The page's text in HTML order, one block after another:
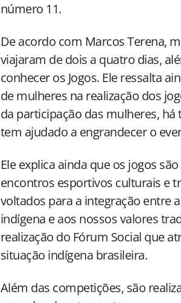
número 11.
De acordo com Marcos Terena,
viajaram de dois a quatro dias,
conhecer os Jogos. Ele ressalta
de mulheres na realização dos
da participação das mulheres,
tem ajudado a engrandecer o
Ele explica ainda que os jogos
encontros esportivos culturais e
voltados para a integração entre
indígena e aos nossos valores
realização do Fórum Social que
situação indígena brasileira.
Além das competições, são